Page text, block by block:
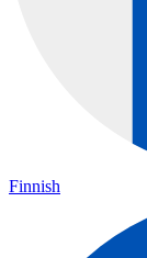
Finnish